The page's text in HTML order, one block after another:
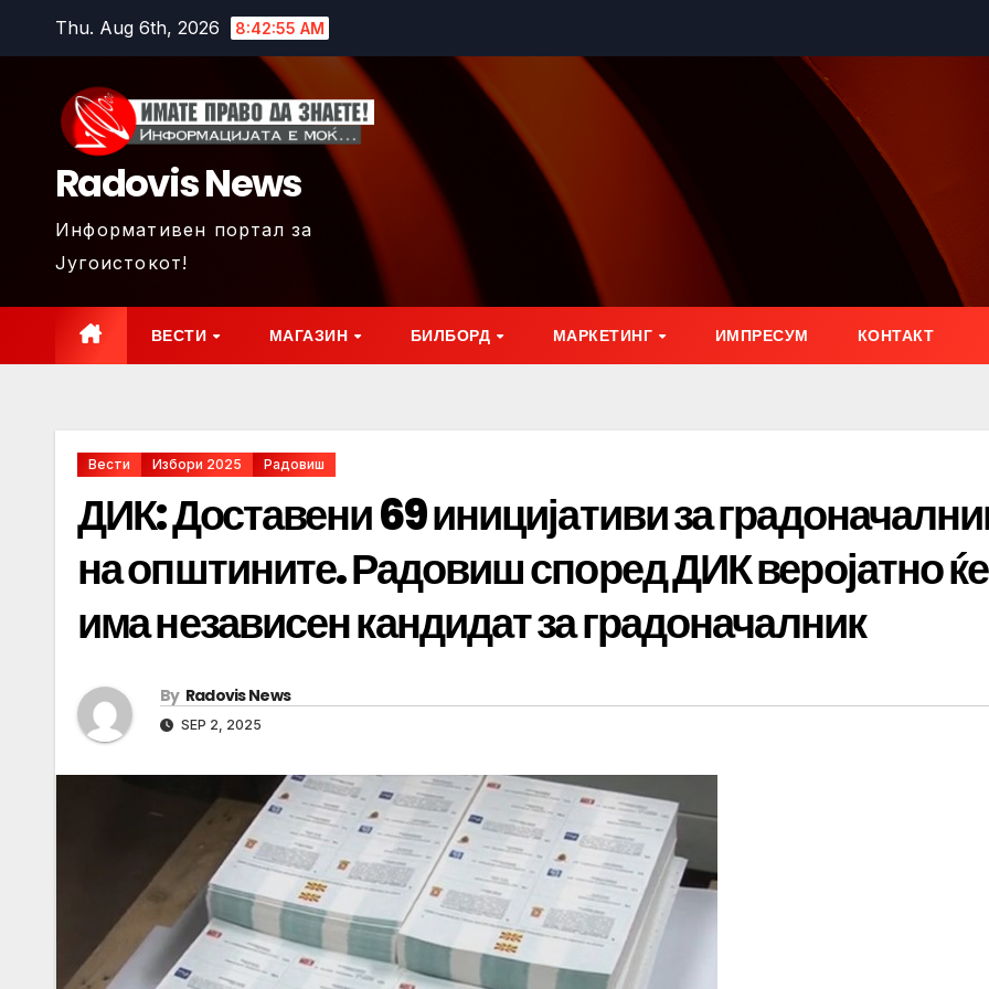
Thu. Aug 6th, 2026 8:42:57 AM
Radovis News
Информативен портал за
Југоистокот!
ВЕСТИ МАГАЗИН БИЛБОРД МАРКЕТИНГ ИМПРЕСУМ КОНТАКТ
Вести Избори 2025 Радовиш
ДИК: Доставени 69 иницијативи за
на општините. Радовиш според ДИК веројатно ќе
има независен кандидат за градоначалник
By Radovis News
SEP 2, 2025